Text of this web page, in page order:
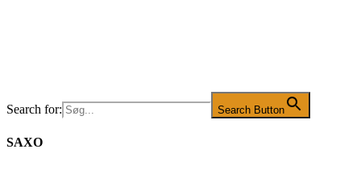
Search for: Search Button
SAXO